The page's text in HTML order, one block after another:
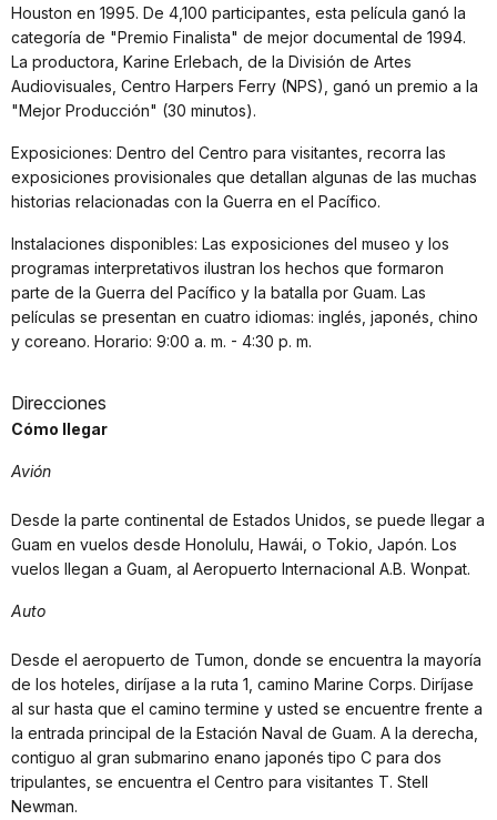
Houston en 1995. De 4,100 participantes, esta película ganó la
categoría de "Premio Finalista" de mejor documental de 1994.
La productora, Karine Erlebach, de la División de Artes
Audiovisuales, Centro Harpers Ferry (NPS), ganó un premio a la
"Mejor Producción" (30 minutos).
Exposiciones: Dentro del Centro para visitantes, recorra las
exposiciones provisionales que detallan algunas de las muchas
historias relacionadas con la Guerra en el Pacífico.
Instalaciones disponibles: Las exposiciones del museo y los
programas interpretativos ilustran los hechos que formaron
parte de la Guerra del Pacífico y la batalla por Guam. Las
películas se presentan en cuatro idiomas: inglés, japonés, chino
y coreano. Horario: 9:00 a. m. - 4:30 p. m.
Direcciones
Cómo llegar
Avión
Desde la parte continental de Estados Unidos, se puede llegar a
Guam en vuelos desde Honolulu, Hawái, o Tokio, Japón. Los
vuelos llegan a Guam, al Aeropuerto Internacional A.B. Wonpat.
Auto
Desde el aeropuerto de Tumon, donde se encuentra la mayoría
de los hoteles, diríjase a la ruta 1, camino Marine Corps. Diríjase
al sur hasta que el camino termine y usted se encuentre frente a
la entrada principal de la Estación Naval de Guam. A la derecha,
contiguo al gran submarino enano japonés tipo C para dos
tripulantes, se encuentra el Centro para visitantes T. Stell
Newman.